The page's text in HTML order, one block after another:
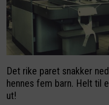
Det rike paret snakker
hennes fem barn. Helt til
ut!